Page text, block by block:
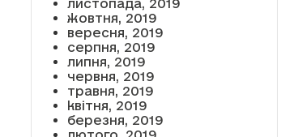
листопада, 2019
жовтня, 2019
вересня, 2019
серпня, 2019
липня, 2019
червня, 2019
травня, 2019
квітня, 2019
березня, 2019